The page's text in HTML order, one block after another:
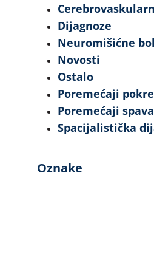
Dijagnoze
Neuromišićne
Novosti
Ostalo
Poremećaji
Poremećaji
Spacijalistička
Oznake